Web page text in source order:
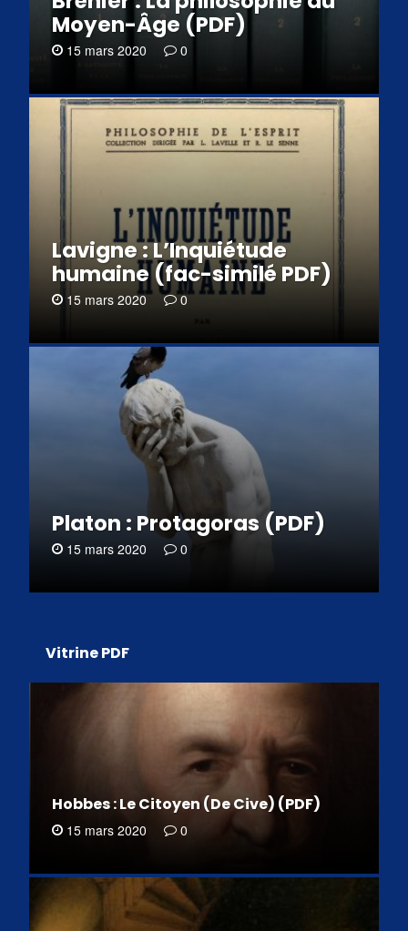
Moyen-Âge (PDF)
15 mars 2020 0
Lavigne : L’Inquiétude
humaine (fac-similé PDF)
15 mars 2020 0
Platon : Protagoras (PDF)
15 mars 2020 0
Vitrine PDF
Hobbes : Le Citoyen (De Cive) (PDF)
15 mars 2020 0